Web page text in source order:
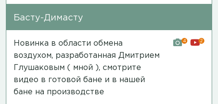
Басту-Димасту
Новинка в области обмена
воздухом, разработанная Дмитрием
Глушаковым ( мной ), смотрите
видео в готовой бане и в нашей
бане на производстве
4 2